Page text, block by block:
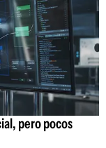
pero pocos